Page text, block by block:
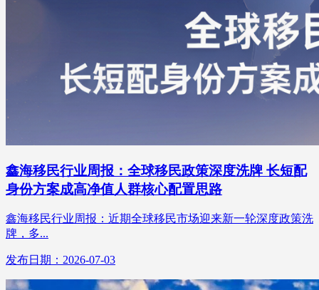
鑫海移民行业周报：全球移民政策深度洗牌 长短配
身份方案成高净值人群核心配置思路
鑫海移民行业周报：近期全球移民市场迎来新一轮深度政策洗
牌，多...
发布日期：2026-07-03